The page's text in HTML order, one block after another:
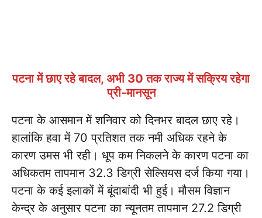
पटना में छाए रहे बादल, अभी 30 तक राज्य में सक्रिय रहेगा
प्री-मानसून
पटना के आसमान में शनिवार को दिनभर बादल छाए रहे।
हालांकि हवा में 70 प्रतिशत तक नमी अधिक रहने के
कारण उमस भी रही। धूप कम निकलने के कारण पटना का
अधिकतम तापमान 32.3 डिग्री सेल्सियस दर्ज किया गया।
पटना के कई इलाकों में बूंदाबांदी भी हुई। मौसम विज्ञान
केन्द्र के अनुसार पटना का न्यूनतम तापमान 27.2 डिग्री